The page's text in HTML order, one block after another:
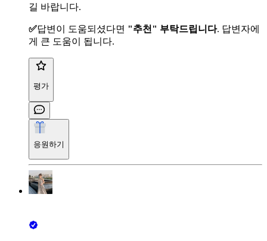
길 바랍니다.
✅️답변이 도움되셨다면 "추천" 부탁드립니다. 답변자에
게 큰 도움이 됩니다.
평가
응원하기